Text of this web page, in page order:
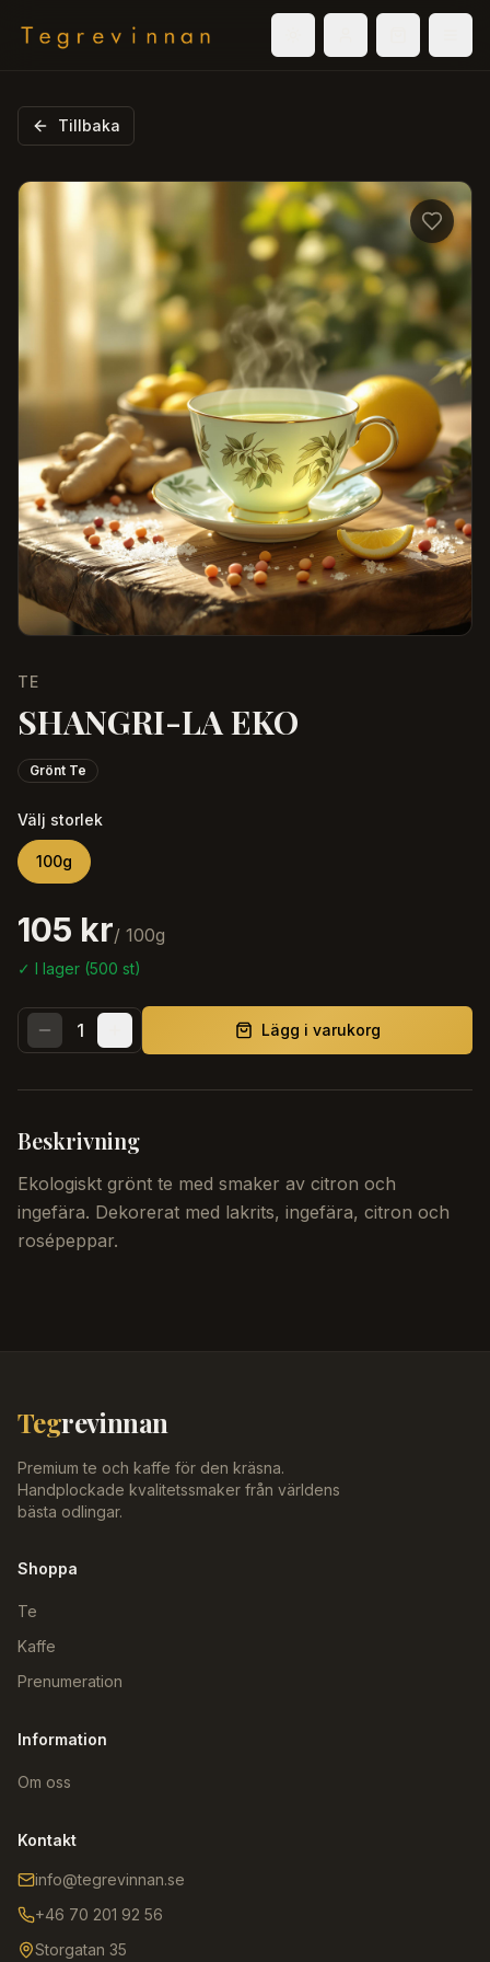
Tillbaka
TE
SHANGRI-LA EKO
Grönt Te
Välj storlek
100g
105 kr/ 100g
✓ I lager (500 st)
1 Lägg i varukorg
Beskrivning
Ekologiskt grönt te med smaker av citron och
ingefära. Dekorerat med lakrits, ingefära, citron och
rosépeppar.
Tegrevinnan
Premium te och kaffe för den kräsna.
Handplockade kvalitetssmaker från världens
bästa odlingar.
Shoppa
Te
Kaffe
Prenumeration
Information
Om oss
Kontakt
info@tegrevinnan.se
+46 70 201 92 56
Storgatan 35